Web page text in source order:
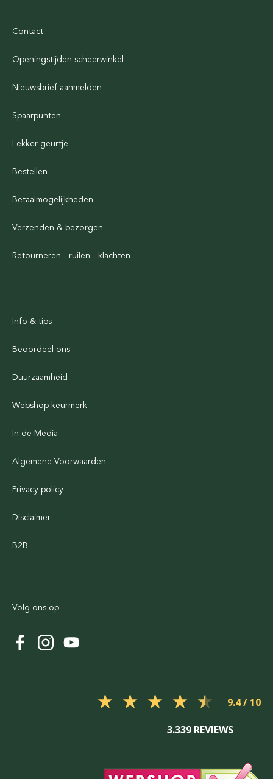
Contact
Openingstijden scheerwinkel
Nieuwsbrief aanmelden
Spaarpunten
Lekker geurtje
Bestellen
Betaalmogelijkheden
Verzenden & bezorgen
Retourneren - ruilen - klachten
Info & tips
Beoordeel ons
Duurzaamheid
Webshop keurmerk
In de Media
Algemene Voorwaarden
Privacy policy
Disclaimer
B2B
Volg ons op:
9.4
3.339 REVIEWS